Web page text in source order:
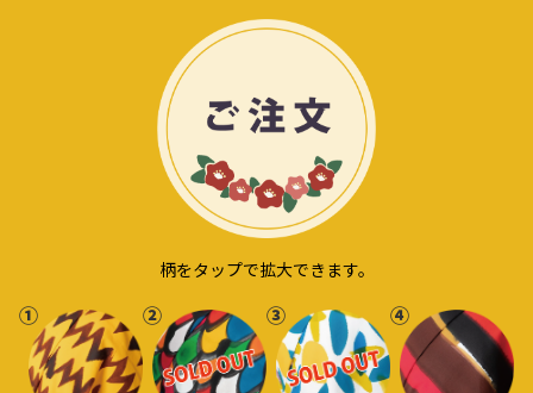
柄をタップで拡大できます。
① ② ③ ④